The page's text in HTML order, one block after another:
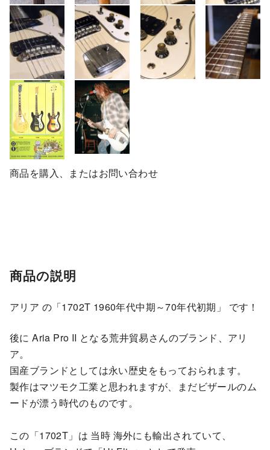
商品を購入、またはお問い合わせ
商品の説明
アリア の「1702T 1960年代中期～70年代初期」 です！
後に Aria Pro II となる荒井貿易さんのブランド、アリ
ア。
国産ブランドとしては永い歴史をもっておられます。
製作はマツモク工業と思われますが、まだビザールのム
ードが漂う時代のものです。
この「1702T」は 当時 海外にも輸出されていて、